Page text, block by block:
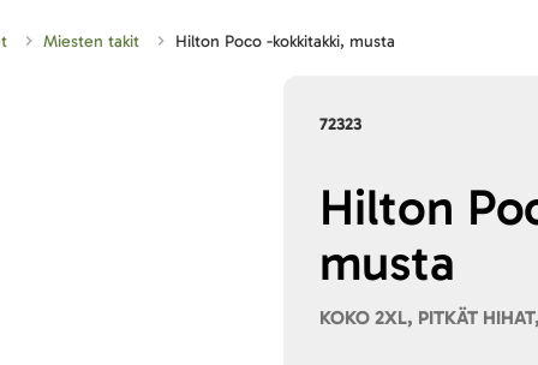
Miesten takit Hilton Poco -kokkitakki, musta
72323
Hilton
musta
KOKO 2XL, PITKÄT